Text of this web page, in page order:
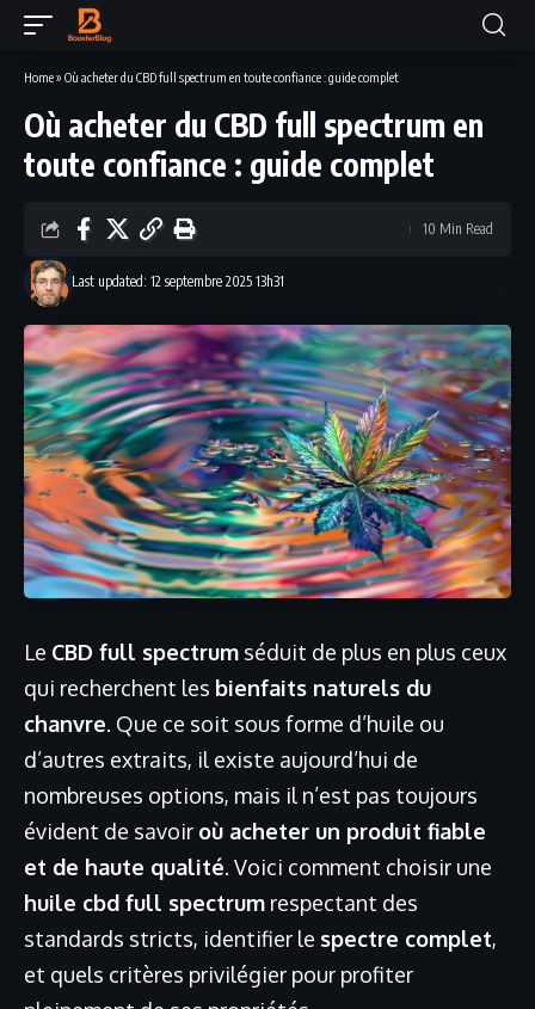
Home» Où acheter du CBD full spectrum en toute confiance : guide complet
Où acheter du CBD full spectrum en
toute confiance : guide complet
Last updated: 12 septembre 2025 13h31
10 Min Read
Le CBD full spectrum séduit de plus en plus ceux
qui recherchent les bienfaits naturels du
chanvre. Que ce soit sous forme d’huile ou
d’autres extraits, il existe aujourd’hui de
nombreuses options, mais il n’est pas toujours
évident de savoir où acheter un produit fiable
et de haute qualité. Voici comment choisir une
huile cbd full spectrum respectant des
standards stricts, identifier le spectre complet,
et quels critères privilégier pour profiter